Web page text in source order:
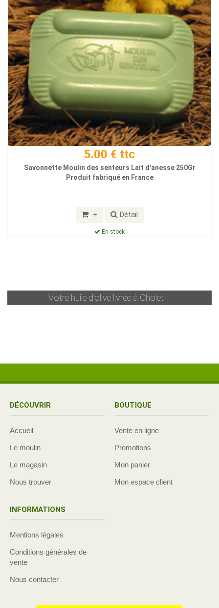
5.00 € ttc
Savonnette Moulin des senteurs Lait d'anesse 250Gr
Produit fabriqué en France
+ Détail
En stock
Votre huile d'olive livrée à Cholet
DÉCOUVRIR
Accueil
Le moulin
Le magasin
Nous trouver
BOUTIQUE
Vente en ligne
Promotions
Mon panier
Mon espace client
INFORMATIONS
Mentions légales
Conditions générales de
vente
Nous contacter